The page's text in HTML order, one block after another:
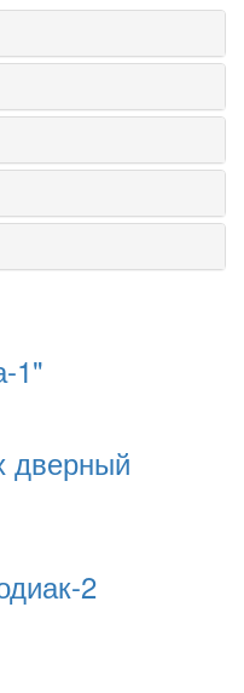
1"
дверный
2